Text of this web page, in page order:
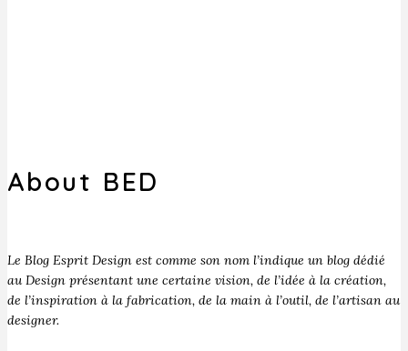
About BED
Le Blog Esprit Design est comme son nom l’indique un blog dédié
au Design présentant une certaine vision, de l’idée à la création,
de l’inspiration à la fabrication, de la main à l’outil, de l’artisan au
designer.